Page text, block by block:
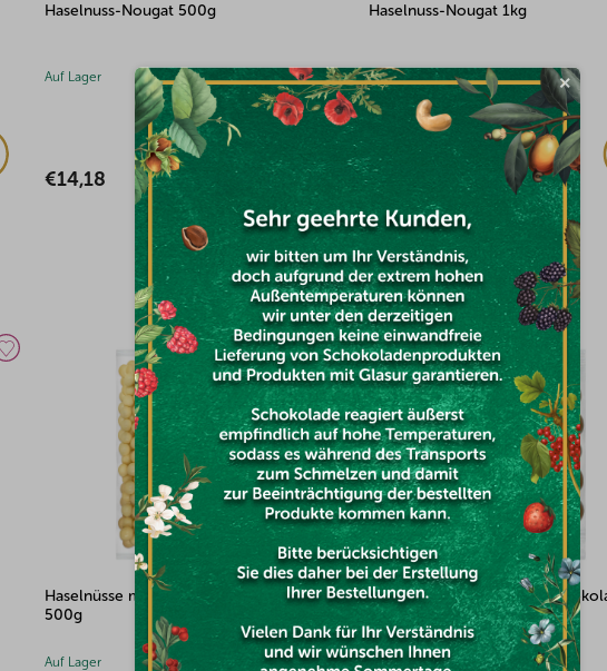
Haselnuss-Nougat 1kg
Auf Lager
€24,92
Erdnuss-Nougat 3kg
(2x)
Auf Lager
€45,26
DAS KÖNNTE SIE INTERESSIEREN
Haselnüsse mit Vollmilchschokolade
überzogen 100g
Auf Lager
Haselnüsse mit weißer
Kokosnuss überzogen 500g
Auf Lager
×